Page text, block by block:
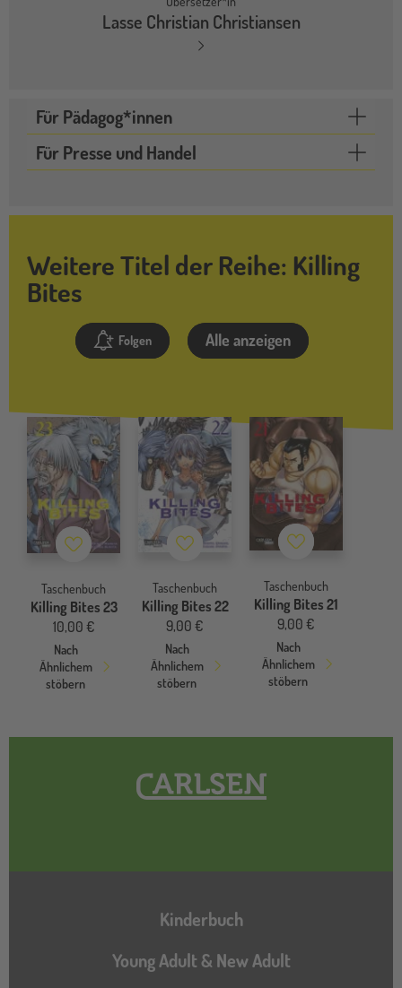
Lasse Christian Christiansen
Für Pädagog*innen
Für Presse und Handel
Weitere Titel der Reihe: Killing
Bites
Folgen Alle anzeigen
Merkzettel
Taschenbuch
Killing Bites 23
10,00 €
Nach
Ähnlichem
stöbern
Merkzettel
Taschenbuch
Killing Bites 22
9,00 €
Nach
Ähnlichem
stöbern
Merkzettel
Taschenbuch
Killing Bites 21
9,00 €
Nach
Ähnlichem
stöbern
Hauptnavigation
Kinderbuch
Young Adult & New Adult